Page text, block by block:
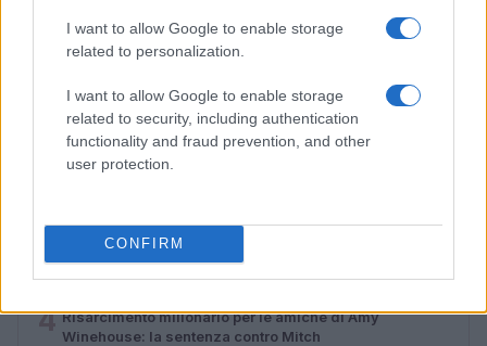
I want to allow Google to enable storage
related to personalization.
I want to allow Google to enable storage
related to security, including authentication
functionality and fraud prevention, and other
user protection.
CONFIRM
Vacanze estive per anziani a Verona: un’opportunità da
non perdere
3
4 Risarcimento milionario per le amiche di Amy
Winehouse: la sentenza contro Mitch